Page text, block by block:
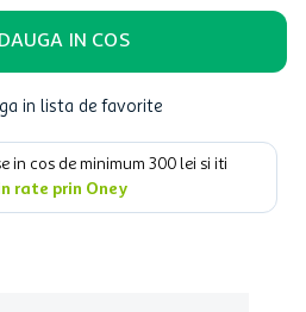
IN COS
in lista de favorite
in cos de minimum 300 lei si iti
rate prin Oney